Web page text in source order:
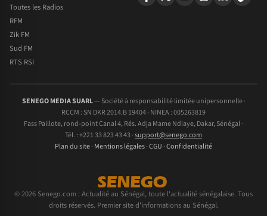
Toutes les Radios
RFM
Zik FM
Sud FM
RTS RSI
SENEGO MEDIA SUARL— Société à responsabilité limitée unipersonnelle ·
RCCM : SN DKR 2014.B 19404 · NINEA : 005263819
Fass Paillote, rond-point Canal 4, Rés. Adja Mame Ndiaye, Dakar, Sénégal ·
Tél. : +221 33 823 43 43 ·support@senego.com
Plan du site· Mentions légales·CGU ·Confidentialité
© 2026 Senego.com : Actualité au Sénégal, toute l'actualité sénégalaise. Tous
droits réservés. Premier site d'informations au Sénégal.